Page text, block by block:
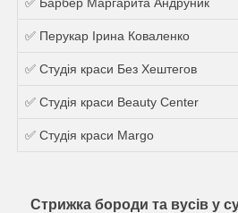
✅ Перукар Ірина Коваленко
✅ Студія краси Без Хештегов
✅ Студія краси Beauty Center
✅ Студія краси Margo
Стрижка бороди та вусів у